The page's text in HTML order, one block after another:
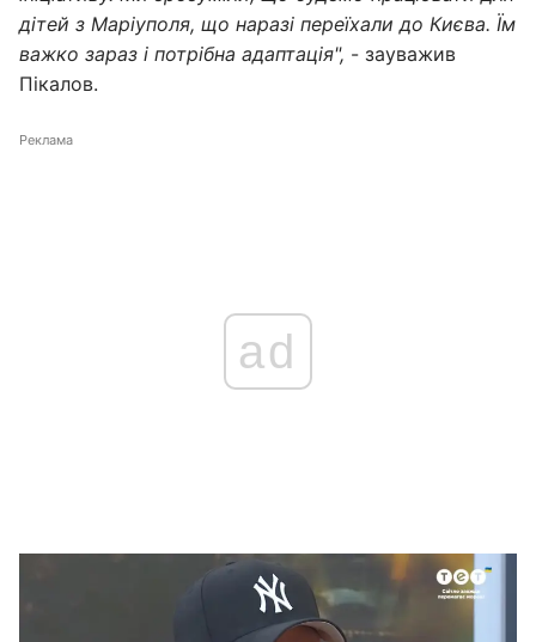
дітей з Маріуполя, що наразі переїхали до Києва. Їм
важко зараз і потрібна адаптація", - зауважив
Пікалов.
Реклама
ad